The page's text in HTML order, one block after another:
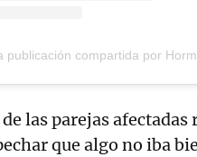
publicación compartida por
las parejas
que algo no iba